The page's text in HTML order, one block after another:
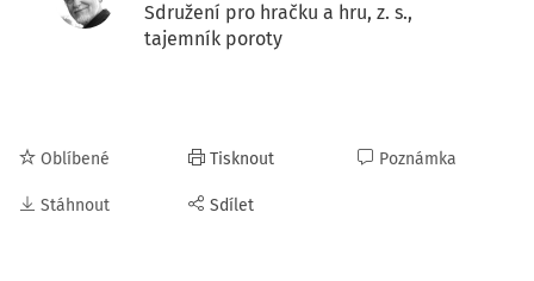
Sdružení pro hračku a hru, z. s.,
tajemník poroty
Oblíbené
Stáhnout
Tisknout
Sdílet
Poznámka